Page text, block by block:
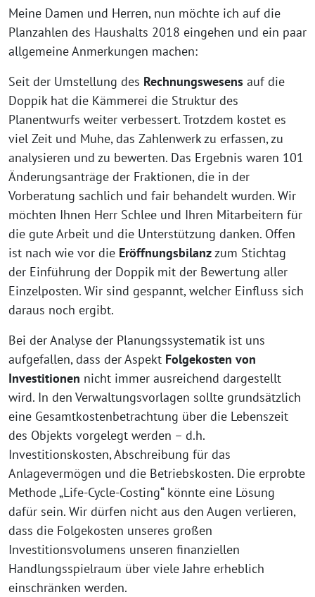
Meine Damen und Herren, nun möchte ich auf die
Planzahlen des Haushalts 2018 eingehen und ein paar
allgemeine Anmerkungen machen:
Seit der Umstellung des Rechnungswesens auf die
Doppik hat die Kämmerei die Struktur des
Planentwurfs weiter verbessert. Trotzdem kostet es
viel Zeit und Muhe, das Zahlenwerk zu erfassen, zu
analysieren und zu bewerten. Das Ergebnis waren 101
Änderungsanträge der Fraktionen, die in der
Vorberatung sachlich und fair behandelt wurden. Wir
möchten Ihnen Herr Schlee und Ihren Mitarbeitern für
die gute Arbeit und die Unterstützung danken. Offen
ist nach wie vor die Eröffnungsbilanzzum Stichtag
der Einführung der Doppik mit der Bewertung aller
Einzelposten. Wir sind gespannt, welcher Einfluss sich
daraus noch ergibt.
Bei der Analyse der Planungssystematik ist uns
aufgefallen, dass der Aspekt Folgekosten von
Investitionen nicht immer ausreichend dargestellt
wird. In den Verwaltungsvorlagen sollte grundsätzlich
eine Gesamtkostenbetrachtung über die Lebenszeit
des Objekts vorgelegt werden – d.h.
Investitionskosten, Abschreibung für das
Anlagevermögen und die Betriebskosten. Die erprobte
Methode „Life-Cycle-Costing“ könnte eine Lösung
dafür sein. Wir dürfen nicht aus den Augen verlieren,
dass die Folgekosten unseres großen
Investitionsvolumens unseren finanziellen
Handlungsspielraum über viele Jahre erheblich
einschränken werden.